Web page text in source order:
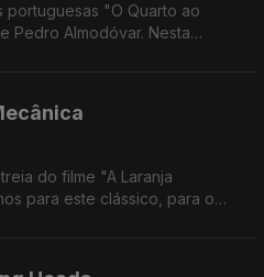
portuguesas "O Quarto ao
Pedro Almodóvar. Nesta
do filme "A Laranja
para este clássico, para o